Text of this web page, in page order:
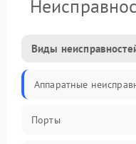
Виды
Аппаратные
Порты